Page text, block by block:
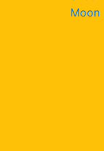
Moon